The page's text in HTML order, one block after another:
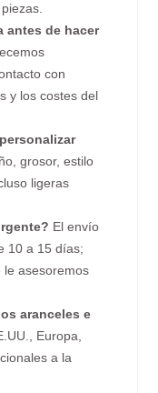
antes de hacer
con
y los costes del
grosor, estilo
ligeras
El envío
10 a 15 días;
le asesoremos
aranceles e
Europa,
a la